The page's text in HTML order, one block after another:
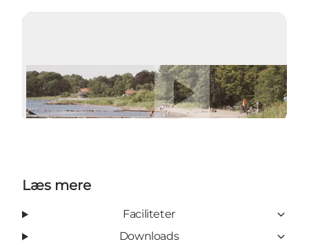
Afspil video
Læs mere
Faciliteter
Downloads